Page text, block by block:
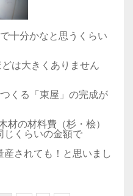
十分かなと思うくらい
は大きくありません
くる「東屋」の完成が
材の材料費（杉・桧）
じくらいの金額で
されても！と思いまし